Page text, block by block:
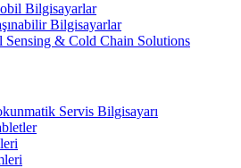
Bilgisayarlar
Bilgisayarlar
Sensing & Cold Chain Solutions
Servis Bilgisayarı